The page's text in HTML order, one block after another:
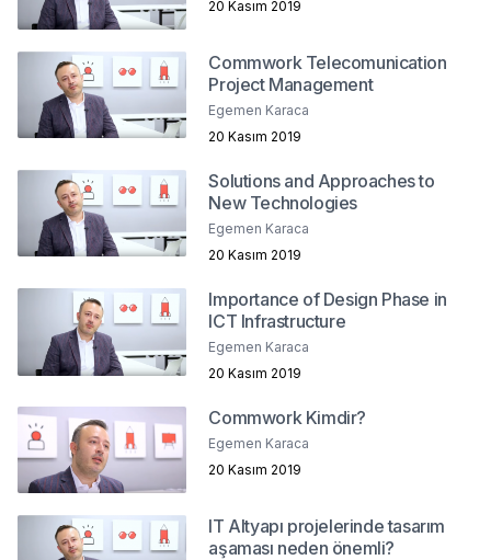
20 Kasım 2019
Commwork Telecomunication
Project Management
Egemen Karaca
20 Kasım 2019
Solutions and Approaches to
New Technologies
Egemen Karaca
20 Kasım 2019
Importance of Design Phase in
ICT Infrastructure
Egemen Karaca
20 Kasım 2019
Commwork Kimdir?
Egemen Karaca
20 Kasım 2019
IT Altyapı projelerinde tasarım
aşaması neden önemli?